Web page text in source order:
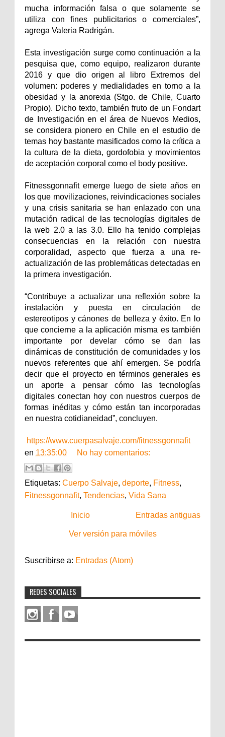
mucha información falsa o que solamente se
utiliza con fines publicitarios o comerciales”,
agrega Valeria Radrigán.
Esta investigación surge como continuación a la
pesquisa que, como equipo, realizaron durante
2016 y que dio origen al libro Extremos del
volumen: poderes y medialidades en torno a la
obesidad y la anorexia (Stgo. de Chile, Cuarto
Propio). Dicho texto, también fruto de un Fondart
de Investigación en el área de Nuevos Medios,
se considera pionero en Chile en el estudio de
temas hoy bastante masificados como la crítica a
la cultura de la dieta, gordofobia y movimientos
de aceptación corporal como el body positive.
Fitnessgonnafit emerge luego de siete años en
los que movilizaciones, reivindicaciones sociales
y una crisis sanitaria se han enlazado con una
mutación radical de las tecnologías digitales de
la web 2.0 a las 3.0. Ello ha tenido complejas
consecuencias en la relación con nuestra
corporalidad, aspecto que fuerza a una re-
actualización de las problemáticas detectadas en
la primera investigación.
“Contribuye a actualizar una reflexión sobre la
instalación y puesta en circulación de
estereotipos y cánones de belleza y éxito. En lo
que concierne a la aplicación misma es también
importante por develar cómo se dan las
dinámicas de constitución de comunidades y los
nuevos referentes que ahí emergen. Se podría
decir que el proyecto en términos generales es
un aporte a pensar cómo las tecnologías
digitales conectan hoy con nuestros cuerpos de
formas inéditas y cómo están tan incorporadas
en nuestra cotidianeidad”, concluyen.
https://www.cuerpasalvaje.com/fitnessgonnafit
en 13:35:00 No hay comentarios:
Etiquetas: Cuerpo Salvaje, deporte, Fitness,
Fitnessgonnafit, Tendencias, Vida Sana
Entradas antiguas
Inicio
Ver versión para móviles
Suscribirse a: Entradas (Atom)
REDES SOCIALES